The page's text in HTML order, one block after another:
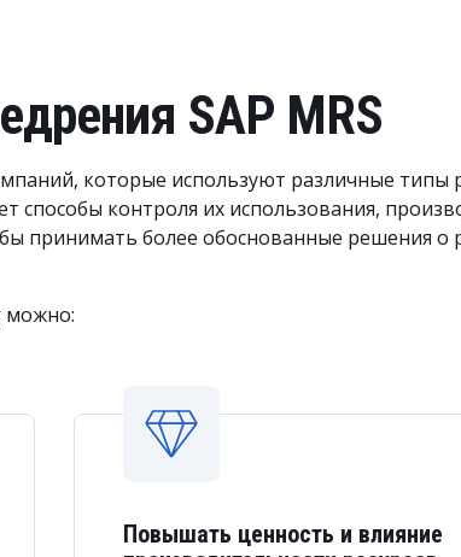
SAP MRS
которые используют различные типы
способы контроля их использования,
принимать более обоснованные решения о
можно:
Повышать ценность и влияние